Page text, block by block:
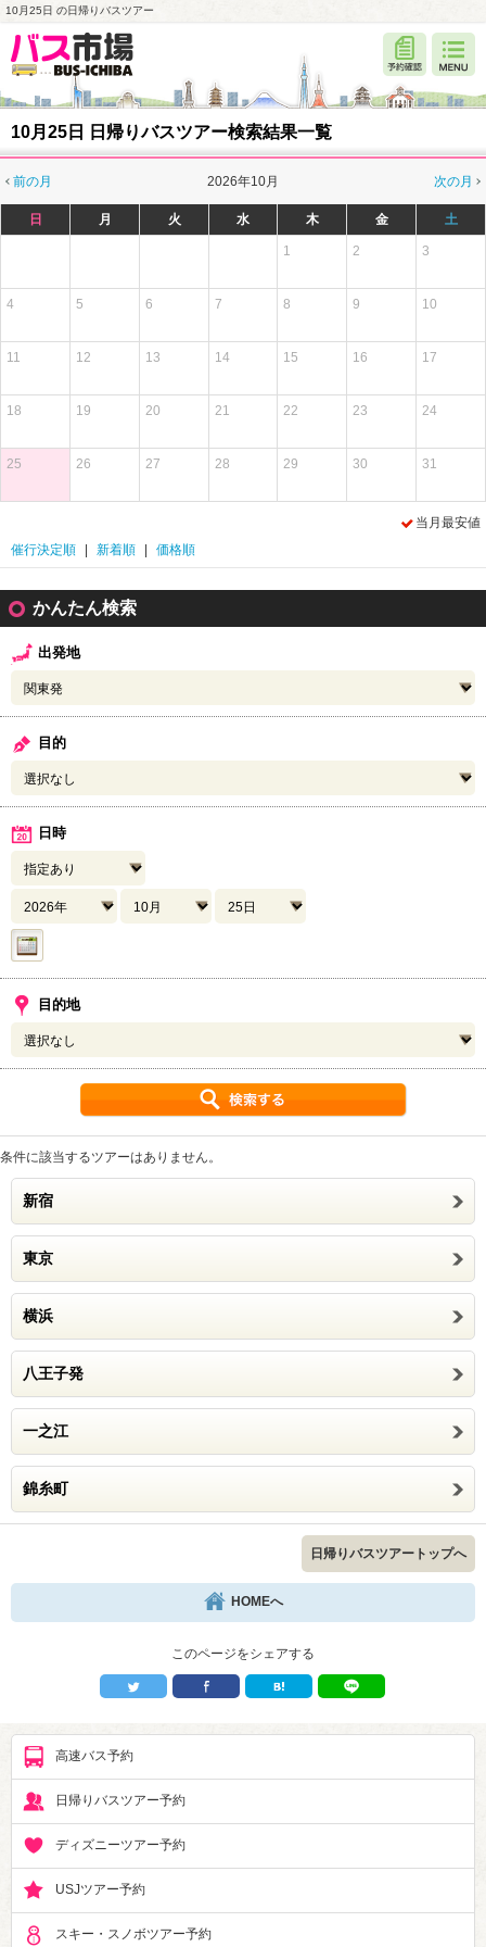
10月25日 の日帰りバスツアー
10月25日 日帰りバスツアー検索結果一覧
前の月 次の月
2026年10月
日 月 火 水 木 金 土
1 2 3
4 5 6 7 8 9 10
11 12 13 14 15 16 17
18 19 20 21 22 23 24
25 26 27 28 29 30 31
当月最安値
催行決定順
新着順 価格順
かんたん検索
出発地
目的
日時
目的地
条件に該当するツアーはありません。
新宿
東京
横浜
八王子発
一之江
錦糸町
日帰りバスツアートップへ
HOMEへ
このページをシェアする
高速バス予約
日帰りバスツアー予約
ディズニーツアー予約
USJツアー予約
スキー・スノボツアー予約